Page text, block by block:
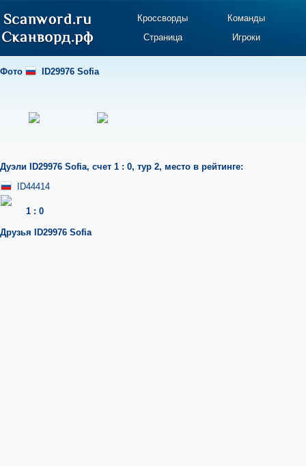
Кроссворды
Команды
Страница
Игроки
Фото ID29976 Sofia
Дуэли ID29976 Sofia, счет 1 : 0, тур 2, место в рейтинге:
ID44414
1 : 0
Друзья ID29976 Sofia